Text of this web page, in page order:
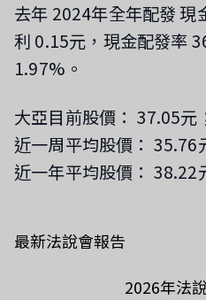
去年 2024年全年配發 現
利 0.15元，現金配發率
1.97%。
大亞目前股價： 37.05元
近一周平均股價： 35.76
近一年平均股價： 38.22
最新法說會報告
2026年法